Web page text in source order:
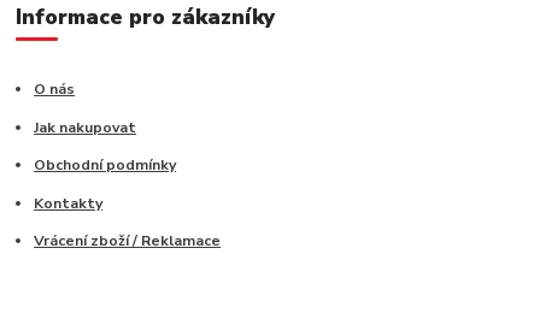
Informace pro zákazníky
O nás
Jak nakupovat
Obchodní podmínky
Kontakty
Vrácení zboží / Reklamace